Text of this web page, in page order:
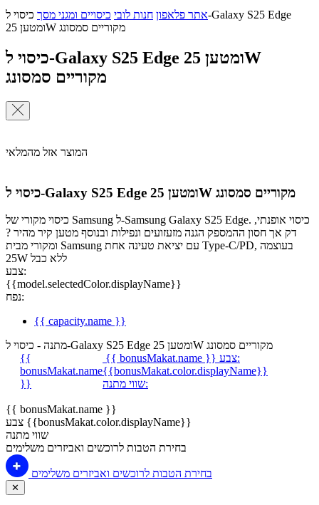
אתר פלאפון חנות לובי כיסויים ומגני מסך כיסוי ל-Galaxy S25 Edge
ומטען 25W מקוריים סמסונג
כיסוי ל-Galaxy S25 Edge ומטען 25W
מקוריים סמסונג
המוצר אזל מהמלאי
כיסוי ל-Galaxy S25 Edge ומטען 25W מקוריים סמסונג
כיסוי מקורי של Samsung ל-Samsung Galaxy S25 Edge. כיסוי אופנתי,
דק אך חסון ההמספק הגנה מזעזועים ונפילות ובנוסף מטען קיר מהיר ?
ומקורי מבית Samsung עם יציאת טעינה אחת Type-C/PD, בעוצמה
25W ללא כבל
צבע:
{{model.selectedColor.displayName}}
נפח:
{{ capacity.name }}
מתנה - כיסוי ל-Galaxy S25 Edge ומטען 25W מקוריים סמסונג
{{
bonusMakat.name
}}
{{ bonusMakat.name }}
צבע:
{{bonusMakat.color.displayName}}
שווי מתנה:
{{ bonusMakat.name }}
צבע {{bonusMakat.color.displayName}}
שווי מתנה
בחירת הטבות לרוכשים ואביזרים משלימים
בחירת הטבות לרוכשים ואביזרים משלימים
✕